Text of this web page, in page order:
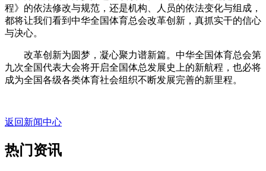
程》的依法修改与规范，还是机构、人员的依法变化与组成，
都将让我们看到中华全国体育总会改革创新，真抓实干的信心
与决心。
改革创新为圆梦，凝心聚力谱新篇。中华全国体育总会第
九次全国代表大会将开启全国体总发展史上的新航程，也必将
成为全国各级各类体育社会组织不断发展完善的新里程。
返回新闻中心
热门资讯